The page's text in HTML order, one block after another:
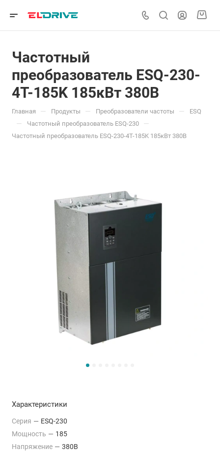
Частотный
преобразователь ESQ-230-
4T-185K 185кВт 380В
Главная — Продукты — Преобразователи частоты — ESQ
— Частотный преобразователь ESQ-230 —
Частотный преобразователь ESQ-230-4T-185K 185кВт 380В
Характеристики
Серия — ESQ-230
Мощность — 185
Напряжение — 380В